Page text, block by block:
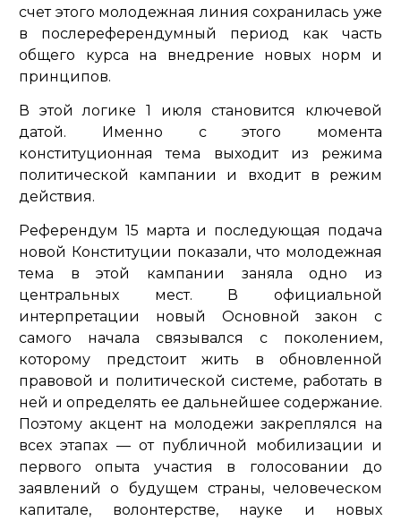
счет этого молодежная линия сохранилась уже
в послереферендумный период как часть
общего курса на внедрение новых норм и
принципов.
В этой логике 1 июля становится ключевой
датой. Именно с этого момента
конституционная тема выходит из режима
политической кампании и входит в режим
действия.
Референдум 15 марта и последующая подача
новой Конституции показали, что молодежная
тема в этой кампании заняла одно из
центральных мест. В официальной
интерпретации новый Основной закон с
самого начала связывался с поколением,
которому предстоит жить в обновленной
правовой и политической системе, работать в
ней и определять ее дальнейшее содержание.
Поэтому акцент на молодежи закреплялся на
всех этапах — от публичной мобилизации и
первого опыта участия в голосовании до
заявлений о будущем страны, человеческом
капитале, волонтерстве, науке и новых